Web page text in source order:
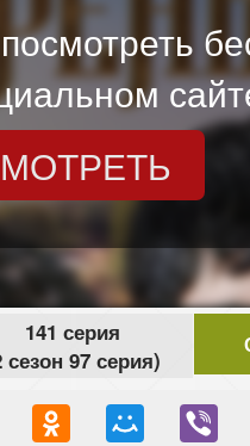
141 серия
сезон 97 серия)